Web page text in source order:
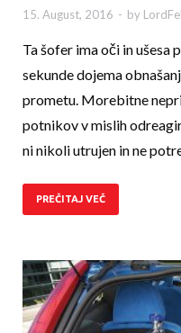
15. August, 2016 - by
Ta šofer ima oči in ušesa
sekunde dojema
prometu. Morebitne
potnikov v mislih
ni nikoli utrujen in ne
PREČITAJ VEČ